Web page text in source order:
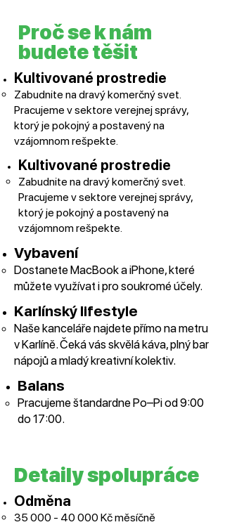
Proč se k nám
budete těšit
Kultivované prostredie
⁠Zabudnite na dravý komerčný svet.
Pracujeme v sektore verejnej správy,
ktorý je pokojný a postavený na
vzájomnom rešpekte.
Kultivované prostredie
⁠Zabudnite na dravý komerčný svet.
Pracujeme v sektore verejnej správy,
ktorý je pokojný a postavený na
vzájomnom rešpekte.
Vybavení
⁠Dostanete MacBook a iPhone, které
můžete využívat i pro soukromé účely.
Karlínský lifestyle
⁠Naše kanceláře najdete přímo na metru
v Karlíně. Čeká vás skvělá káva, plný bar
nápojů a mladý kreativní kolektiv.
Balans
⁠Pracujeme štandardne Po–Pi od 9:00
do 17:00.
Detaily spolupráce
Odměna
35 000 - 40 000 Kč měsíčně